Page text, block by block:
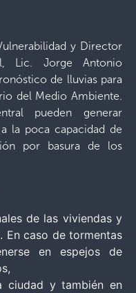
y Director
Lic. Jorge Antonio
de lluvias para
del Medio Ambiente.
pueden generar
la poca capacidad de
por basura de los
de las viviendas y
En caso de tormentas
en espejos de
ciudad y también en